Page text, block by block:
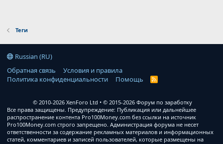
Теги
Russian (RU)
Обратная связь
Условия и правила
Политика конфиденциальности
Помощь
R
© 2010-2026 XenForo Ltd
© 2015-2026 Форум по заработку
Все права защищены. Предупреждение: Публикация или дальнейшее
распространение контента Pro100Money.com без ссылки на источник
Pro100Money.com строго запрещено. Администрация форума не несет
ответственности за содержание рекламных материалов и информационных
статей, комментариев и записей пользователей, которые размещены на